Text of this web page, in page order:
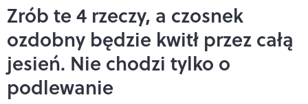
Zrób te 4 rzeczy, a czosnek
ozdobny będzie kwitł przez całą
jesień. Nie chodzi tylko o
podlewanie